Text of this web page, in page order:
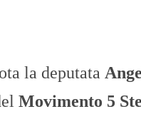
la deputata
Movimento 5